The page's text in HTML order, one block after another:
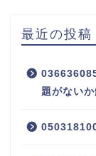
最近の投稿
題がない